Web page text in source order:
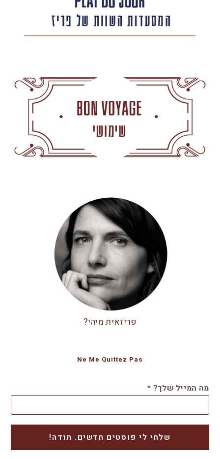
פריזאית מיהי?
Ne Me Quittez Pas
מה המייל שלך? *